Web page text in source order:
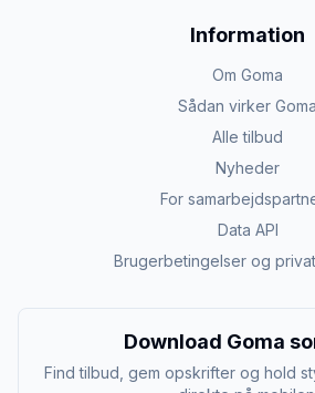
Information
Om Goma
Sådan virker Goma
Alle tilbud
Nyheder
For
Data API
Brugerbetingelser og
Download Goma
Find tilbud, gem opskrifter og hold